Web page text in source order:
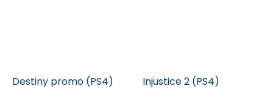
Destiny promo (PS4) Injustice 2 (PS4)